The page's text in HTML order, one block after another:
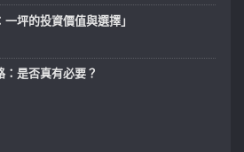
一坪的投資價值與選擇」
是否真有必要？